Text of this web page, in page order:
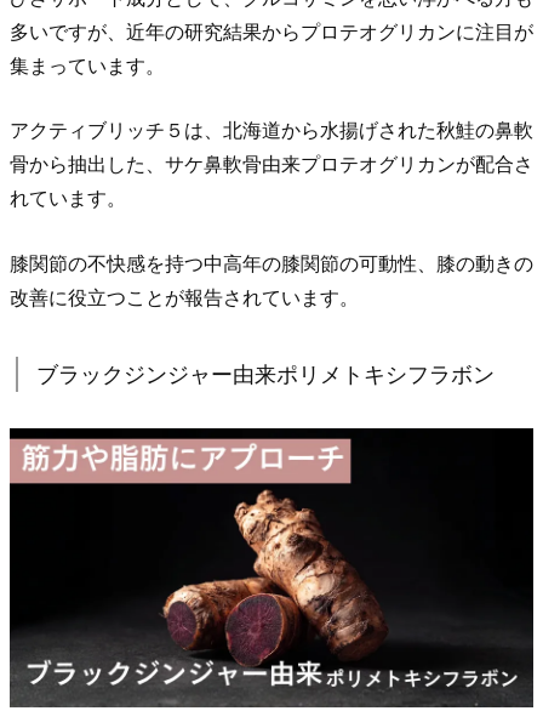
ー
由
ポ
リ
メ
キ
シ
ラ
ン
5.
種
子
多いですが、近年の研究結果からプロテオグリカンに注目が
集まっています。
アクティブリッチ５は、北海道から水揚げされた秋鮭の鼻軟
骨から抽出した、サケ鼻軟骨由来プロテオグリカンが配合さ
れています。
膝関節の不快感を持つ中高年の膝関節の可動性、膝の動きの
改善に役立つことが報告されています。
ブラックジンジャー由来ポリメトキシフラボン